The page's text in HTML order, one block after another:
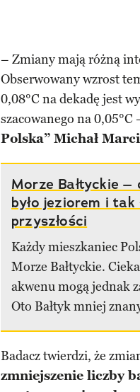
– Zmiany mają różną
Obserwowany wzrost
0,08°C na dekadę jest
szacowanego na 0,05°C
Polska” Michał
Morze Bałtyckie –
było jeziorem i
przyszłości
Każdy mieszkaniec
Morze Bałtyckie.
akwenu mogą jednak
Oto Bałtyk mniej
Badacz twierdzi, że
zmniejszenie liczby